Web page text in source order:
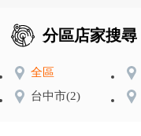
分區店家搜尋
全區
台中市(2)